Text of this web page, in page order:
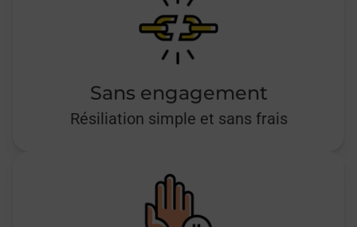
Sans engagement
Résiliation simple et sans frais